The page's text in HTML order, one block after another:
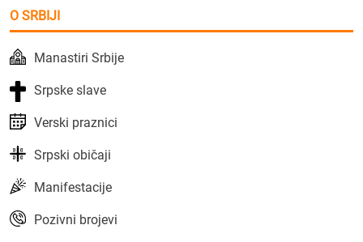
O SRBIJI
Manastiri Srbije
Srpske slave
Verski praznici
Srpski običaji
Manifestacije
Pozivni brojevi